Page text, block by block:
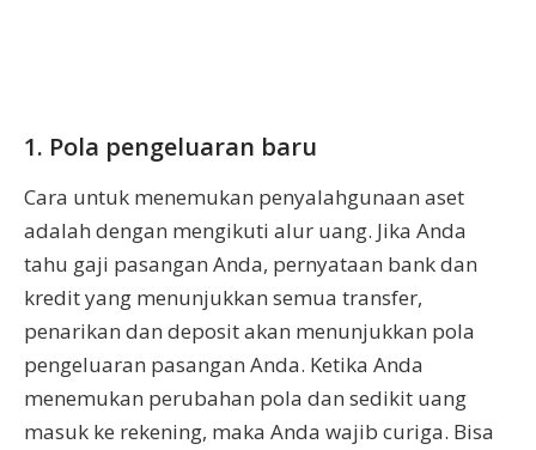
1. Pola pengeluaran baru
Cara untuk menemukan penyalahgunaan aset
adalah dengan mengikuti alur uang. Jika Anda
tahu gaji pasangan Anda, pernyataan bank dan
kredit yang menunjukkan semua transfer,
penarikan dan deposit akan menunjukkan pola
pengeluaran pasangan Anda. Ketika Anda
menemukan perubahan pola dan sedikit uang
masuk ke rekening, maka Anda wajib curiga. Bisa